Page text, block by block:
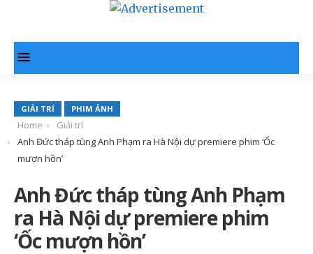
GIẢI TRÍ PHIM ẢNH
Home
Giải trí
Anh Đức tháp tùng Anh Phạm ra Hà Nội dự premiere phim ‘Ốc
mượn hồn’
Anh Đức tháp tùng Anh Phạm
ra Hà Nội dự premiere phim
‘Ốc mượn hồn’